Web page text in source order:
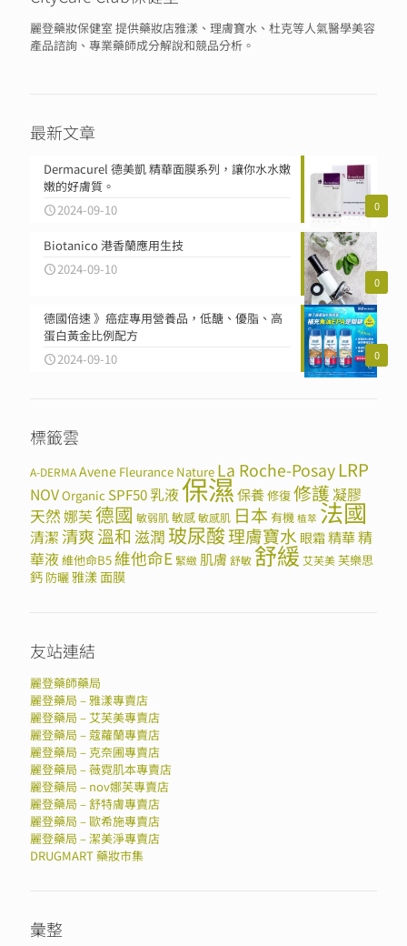
麗登藥妝保健室 提供藥妝店雅漾、理膚寶水、杜克等人氣醫學美容
產品諮詢、專業藥師成分解說和競品分析。
最新文章
0
Dermacurel 德美凱 精華面膜系列，讓你水水嫩
嫩的好膚質。
2024-09-10
0
Biotanico 港香蘭應用生技
2024-09-10
0
德國倍速 》癌症專用營養品，低醣、優脂、高
蛋白黃金比例配方
2024-09-10
標籤雲
A-DERMAAvene Fleurance Nature La Roche-PosayLRP
NOVOrganic SPF50乳液保濕保養修復修護凝膠
天然娜芙德國 敏弱肌敏感敏感肌 日本 有機 植萃 法國
清潔清爽溫和 滋潤 玻尿酸理膚寶水 眼霜精華精
華液維他命B5 維他命E 緊緻 肌膚 舒敏 舒緩 艾芙美芙樂思
鈣 防曬雅漾面膜
友站連結
麗登藥師藥局
麗登藥局 – 雅漾專賣店
麗登藥局 – 艾芙美專賣店
麗登藥局 – 蔻蘿蘭專賣店
麗登藥局 – 克奈圃專賣店
麗登藥局 – 薇霓肌本專賣店
麗登藥局 – nov娜芙專賣店
麗登藥局 – 舒特膚專賣店
麗登藥局 – 歐希施專賣店
麗登藥局 – 潔美淨專賣店
DRUGMART 藥妝市集
彙整